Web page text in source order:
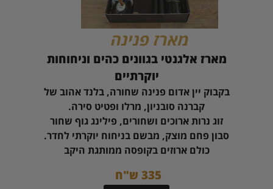
מארז פנינה
מארז אלגנטי בגוונים כהים וניחוחות
יוקרתיים
בקבוק יין אדום פנינה שחורה, בלנד אהוב של
קברנה סובניון, מרלו ופטיט סירה.
זוג נרות ארוכים ושחורים, פילינג גוף שחור
סבון פחם מוצק, מבשם בניחוח יוקרתי לחדר.
כולם ארוזים בקופסה ממותגת היקב
335 ש"ח